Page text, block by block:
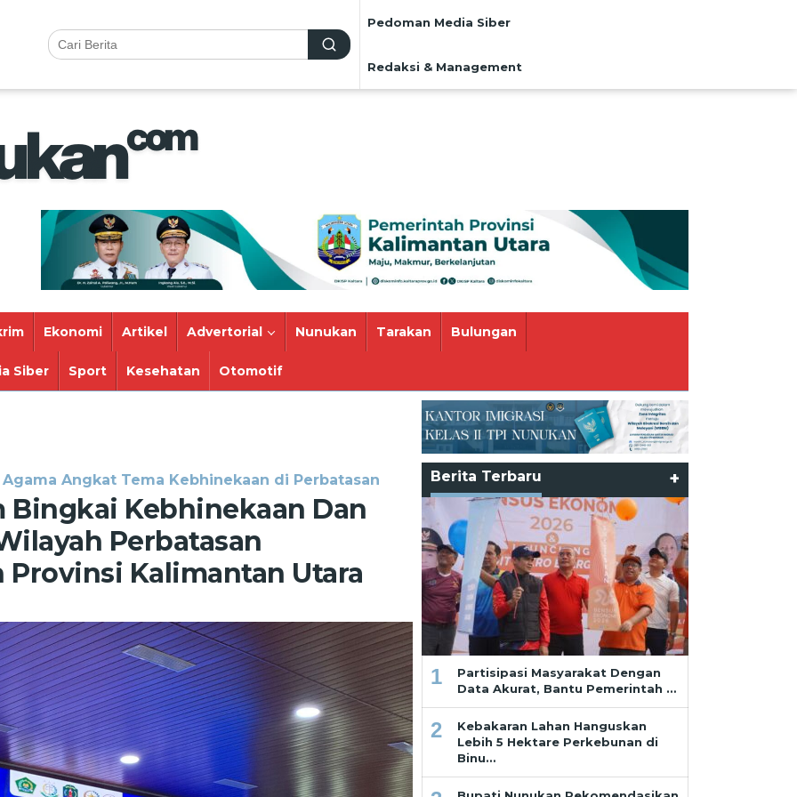
Pedoman Media Siber
Redaksi & Management
Ekonomi Artikel Advertorial Nunukan Tarakan Bulungan
Siber Sport Kesehatan Otomotif
Angkat Tema Kebhinekaan di Perbatasan
Bingkai Kebhinekaan Dan
Perbatasan
Kalimantan Utara
Berita Terbaru +
1
Partisipasi Masyarakat Dengan
Data Akurat, Bantu Pemerintah …
2
Kebakaran Lahan Hanguskan
Lebih 5 Hektare Perkebunan di
Binu…